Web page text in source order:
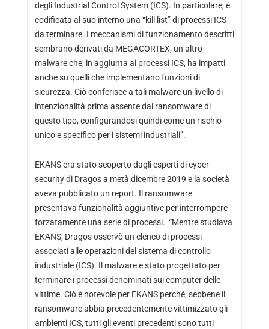
degli Industrial Control System (ICS). In particolare, è
codificata al suo interno una “kill list” di processi ICS
da terminare. I meccanismi di funzionamento descritti
sembrano derivati da MEGACORTEX, un altro
malware che, in aggiunta ai processi ICS, ha impatti
anche su quelli che implementano funzioni di
sicurezza. Ciò conferisce a tali malware un livello di
intenzionalità prima assente dai ransomware di
questo tipo, configurandosi quindi come un rischio
unico e specifico per i sistemi industriali”.
EKANS era stato scoperto dagli esperti di cyber
security di Dragos a metà dicembre 2019 e la società
aveva pubblicato un report. Il ransomware
presentava funzionalità aggiuntive per interrompere
forzatamente una serie di processi. “Mentre studiava
EKANS, Dragos osservò un elenco di processi
associati alle operazioni del sistema di controllo
industriale (ICS). Il malware è stato progettato per
terminare i processi denominati sui computer delle
vittime. Ciò è notevole per EKANS perché, sebbene il
ransomware abbia precedentemente vittimizzato gli
ambienti ICS, tutti gli eventi precedenti sono tutti